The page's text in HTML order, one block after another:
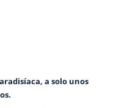
a solo unos